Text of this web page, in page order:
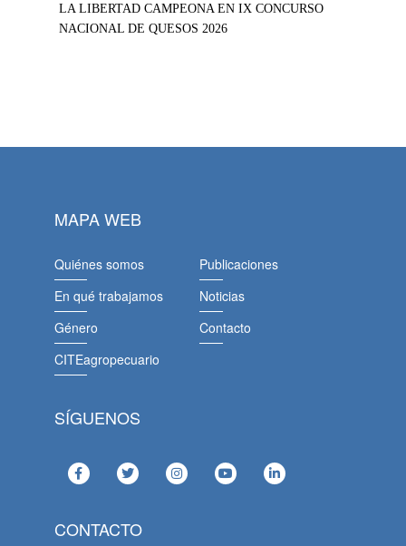
LA LIBERTAD CAMPEONA EN IX CONCURSO
NACIONAL DE QUESOS 2026
MAPA WEB
Quiénes somos
En qué trabajamos
Género
CITEagropecuario
Publicaciones
Noticias
Contacto
SÍGUENOS
CONTACTO